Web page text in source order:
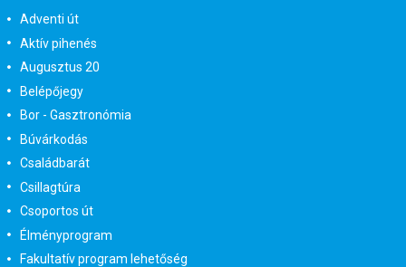
Adventi út
Aktív pihenés
Augusztus 20
Belépőjegy
Bor - Gasztronómia
Búvárkodás
Családbarát
Csillagtúra
Csoportos út
Élményprogram
Fakultatív program lehetőség